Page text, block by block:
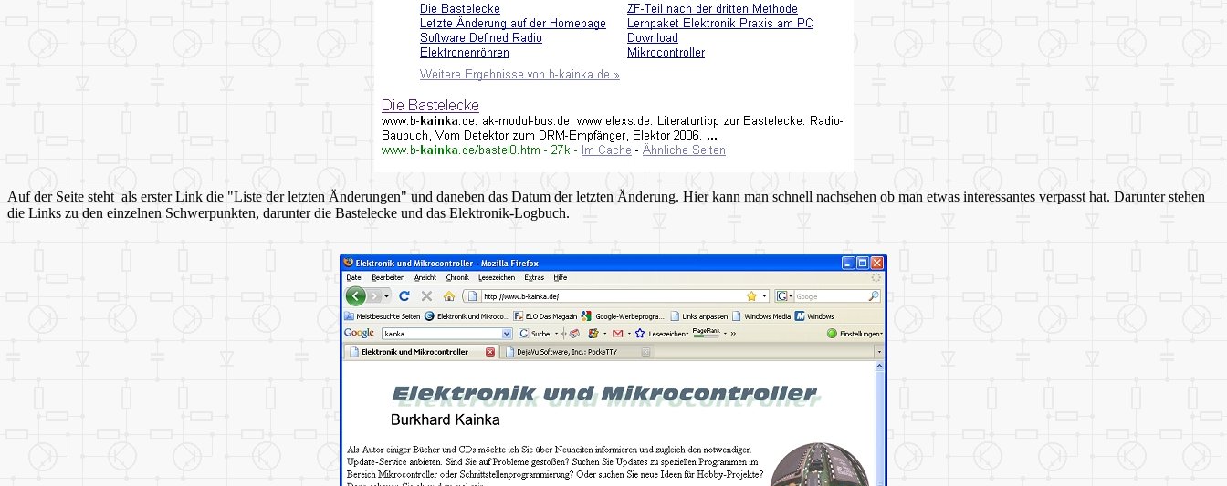
Auf der Seite steht als erster Link die "Liste der letzten Änderungen" und daneben das Datum der letzten Änderung. Hier kann man schnell nachsehen ob man etwas interessantes verpasst hat. Darunter stehen
die Links zu den einzelnen Schwerpunkten, darunter die Bastelecke und das Elektronik-Logbuch.